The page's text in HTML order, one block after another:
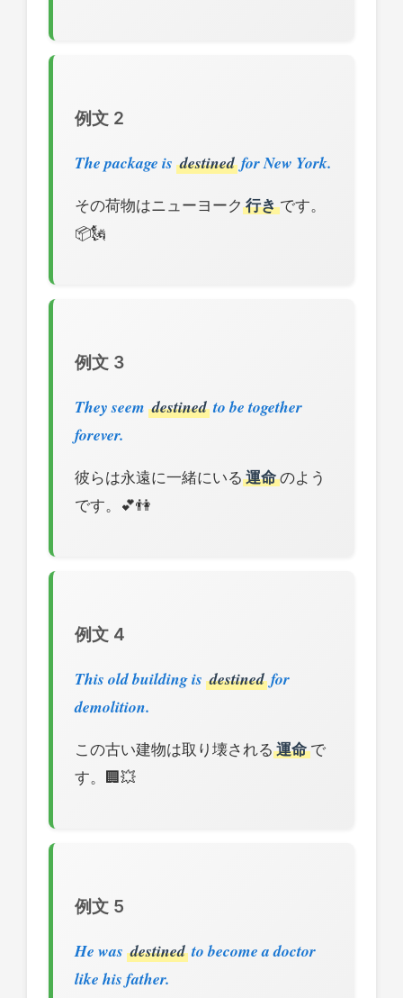
例文 2
The package is destined for New York.
その荷物はニューヨーク 行きです。
📦🗽
例文 3
They seem destined to be together
forever.
彼らは永遠に一緒にいる 運命のよう
です。💕👫
例文 4
This old building is destined for
demolition.
この古い建物は取り壊される 運命で
す。🏢💥
例文 5
He was destined to become a doctor
like his father.